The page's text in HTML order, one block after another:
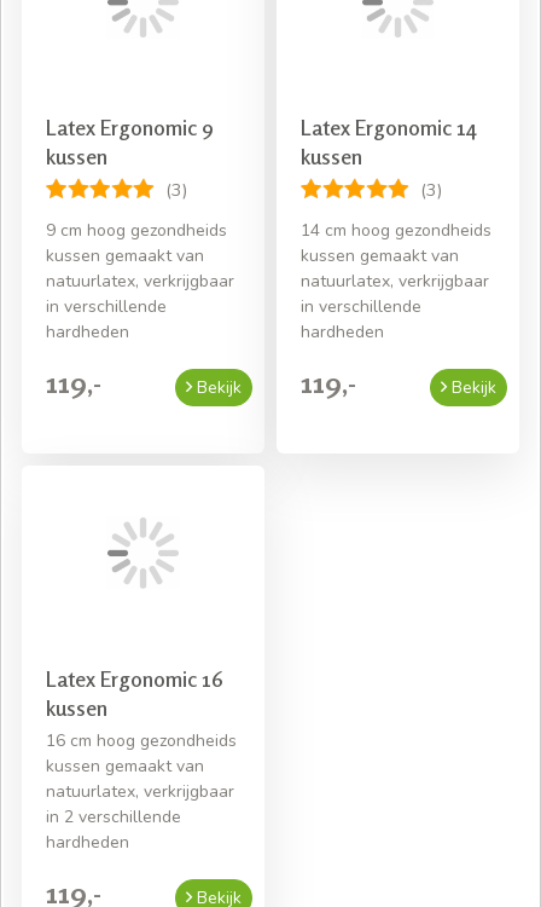
Latex Ergonomic 9
kussen
(3)
9 cm hoog gezondheids
kussen gemaakt van
natuurlatex, verkrijgbaar
in verschillende
hardheden
119,- Bekijk
Latex Ergonomic 14
kussen
(3)
14 cm hoog gezondheids
kussen gemaakt van
natuurlatex, verkrijgbaar
in verschillende
hardheden
119,- Bekijk
Latex Ergonomic 16
kussen
16 cm hoog gezondheids
kussen gemaakt van
natuurlatex, verkrijgbaar
in 2 verschillende
hardheden
119,- Bekijk